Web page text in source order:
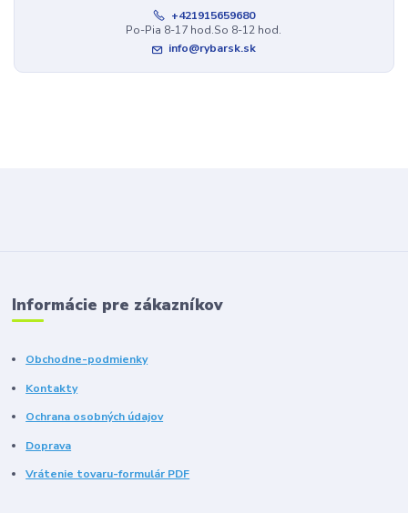
+421915659680
Po-Pia 8-17 hod.So 8-12 hod.
info@rybarsk.sk
Informácie pre zákazníkov
Obchodne-podmienky
Kontakty
Ochrana osobných údajov
Doprava
Vrátenie tovaru-formulár PDF